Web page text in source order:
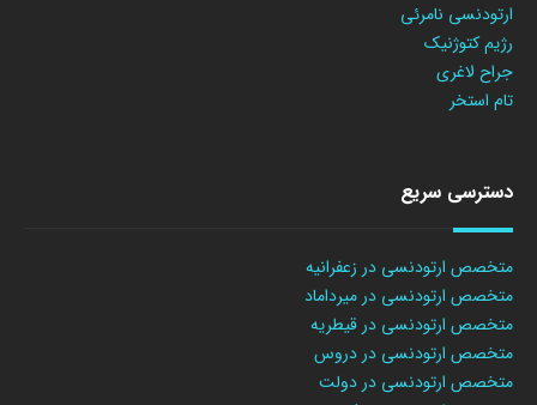
ارتودنسی نامرئی
رژیم کتوژنیک
جراح لاغری
تام استخر
دسترسی سریع
متخصص ارتودنسی در زعفرانیه
متخصص ارتودنسی در میرداماد
متخصص ارتودنسی در قیطریه
متخصص ارتودنسی در دروس
متخصص ارتودنسی در دولت